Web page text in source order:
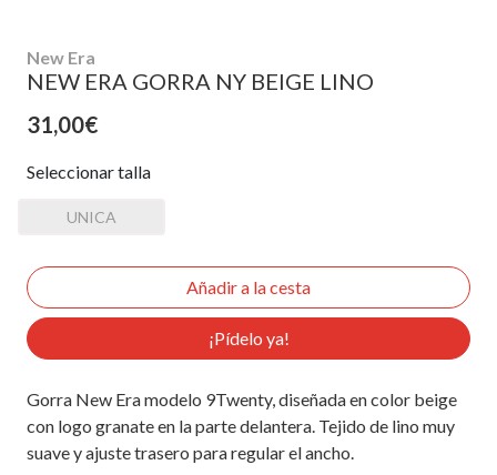
New Era
NEW ERA GORRA NY BEIGE LINO
31,00€
Seleccionar talla
UNICA
¡Pídelo ya!
Gorra New Era modelo 9Twenty, diseñada en color beige
con logo granate en la parte delantera. Tejido de lino muy
suave y ajuste trasero para regular el ancho.